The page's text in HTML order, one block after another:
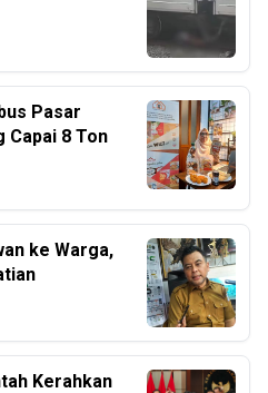
Pasar
Capai 8 Ton
ke Warga,
Kerahkan